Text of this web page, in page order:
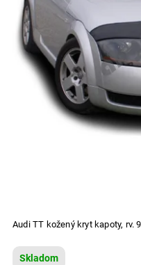
Audi TT kožený kryt kapoty, rv.
Skladom